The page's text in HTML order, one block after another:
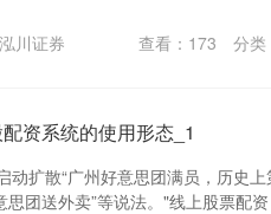
川证券 查看： 173 分类
资系统的使用形态_1
动扩散“广州好意思团满员，历史
团送外卖”等说法。"线上股票配